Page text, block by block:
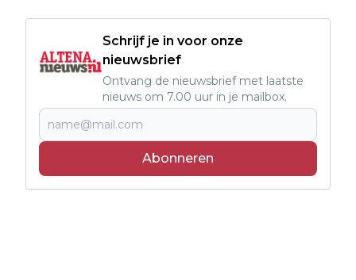
Schrijf je in voor onze
nieuwsbrief
Ontvang de nieuwsbrief met laatste
nieuws om 7.00 uur in je mailbox.
Abonneren